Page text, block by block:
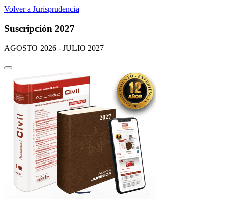
Volver a Jurisprudencia
Suscripción 2027
AGOSTO 2026 - JULIO 2027